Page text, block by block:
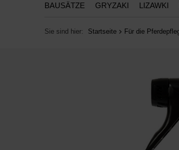
BAUSÄTZE
GRYZAKI LIZAWKI
Sie sind hier: Startseite Für die